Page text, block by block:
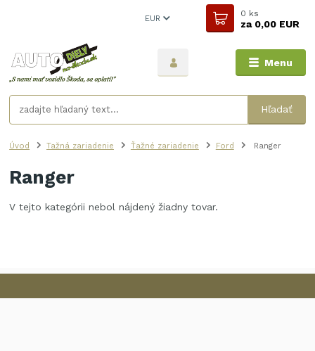
Menu
EUR
Hľadať
0 ks
za0,00 EUR
Úvod Tažná zariadenie Ťažné zariadenie Ford Ranger
Ranger
V tejto kategórii nebol nájdený žiadny tovar.